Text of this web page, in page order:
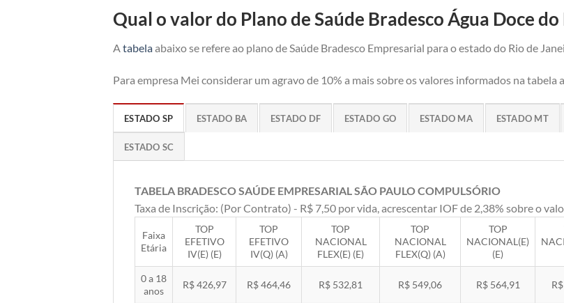
Qual o valor do Plano de Saúde Bradesco Água Doce
Atabelaabaixo se refere ao plano de Saúde Bradesco Empresarial para o estado do Rio de
Para empresa Mei considerar um agravo de 10% a mais sobre os valores informados na tabela
ESTADO SP ESTADO BA ESTADO DF ESTADO GO ESTADO MA ESTADO MT
ESTADO SC
TABELA BRADESCO SAÚDE EMPRESARIAL SÃO PAULO COMPULSÓRIO
Taxa de Inscrição: (Por Contrato) - R$ 7,50 por vida, acrescentar IOF de 2,38% sobre o
Faixa
Etária
TOP
EFETIVO
IV(E) (E)
TOP
EFETIVO
IV(Q) (A)
TOP
NACIONAL
FLEX(E) (E)
TOP
NACIONAL
FLEX(Q) (A)
TOP
NACIONAL(E)
(E)
0 a 18
anos
R$ 426,97 R$ 464,46 R$ 532,81 R$ 549,06 R$ 564,91